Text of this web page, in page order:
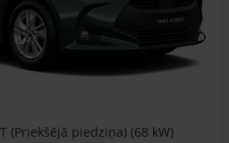
(Priekšējā piedziņa) (68 kW)